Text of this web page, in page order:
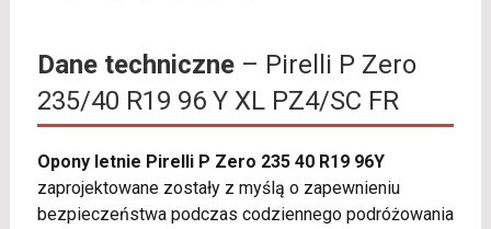
Dane techniczne– Pirelli P Zero
235/40 R19 96 Y XL PZ4/SC FR
Opony letnie Pirelli P Zero 235 40 R19 96Y
zaprojektowane zostały z myślą o zapewnieniu
bezpieczeństwa podczas codziennego podróżowania